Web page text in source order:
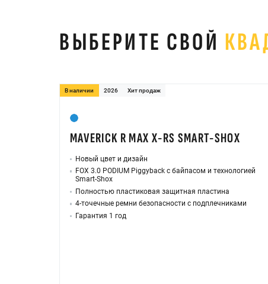
ВЫБЕРИТЕ СВОЙ
В наличии 2026 Хит продаж
MAVERICK R MAX X-RS SMART-SHOX
Новый цвет и дизайн
FOX 3.0 PODIUM Piggyback с байпасом и технологией
Smart-Shox
Полностью пластиковая защитная пластина
4-точечные ремни безопасности с подплечниками
Гарантия 1 год